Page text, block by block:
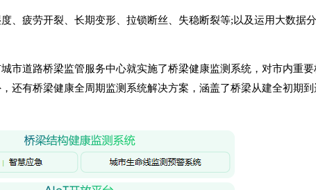
、疲劳开裂、长期变形、拉锁断丝、失稳断裂等;以及运用大数据
市道路桥梁监管服务中心就实施了桥梁健康监测系统，对市内重
还有桥梁健康全周期监测系统解决方案，涵盖了桥梁从建全初期